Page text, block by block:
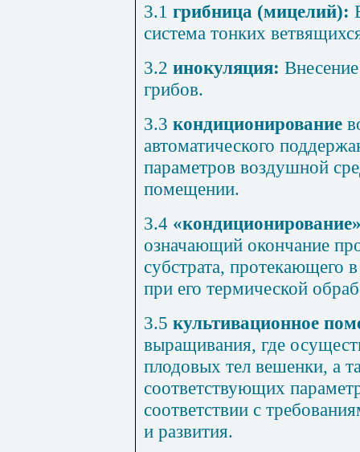
3.1 грибница (мицелий):
система тонких
3.2 инокуляция:
грибов.
3.3 кондиционирование
автоматического
параметров воздушной
помещении.
3.4
означающий окончание
субстрата, протекающего
при его термической
3.5 культивационное
выращивания, где
плодовых тел вешенки, а
соответствующих
соответствии с
и развития.